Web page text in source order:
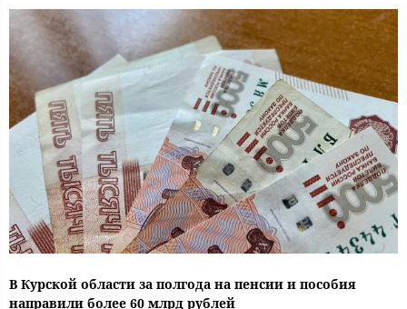
В Курской области за полгода на пенсии и пособия
направили более 60 млрд рублей